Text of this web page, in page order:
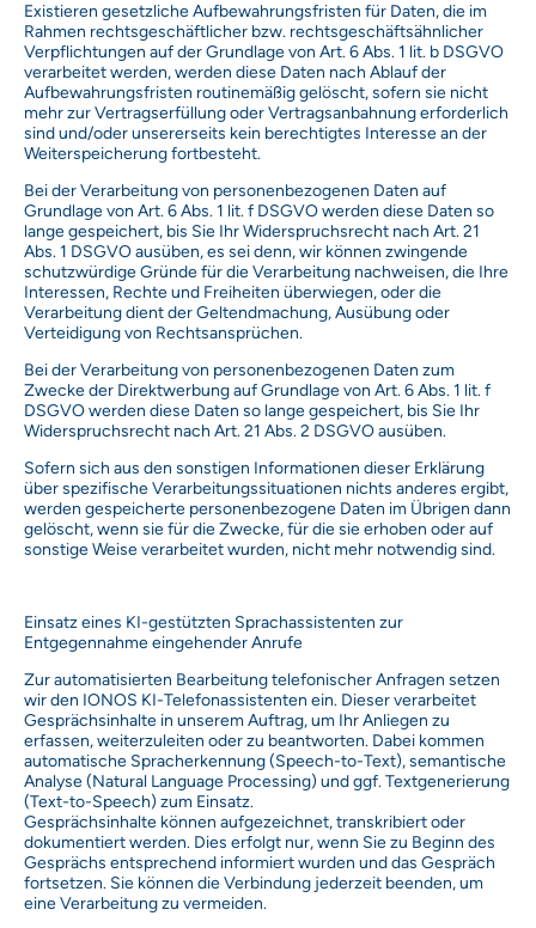
Existieren gesetzliche Aufbewahrungsfristen für Daten, die im
Rahmen rechtsgeschäftlicher bzw. rechtsgeschäftsähnlicher
Verpflichtungen auf der Grundlage von Art. 6 Abs. 1 lit. b DSGVO
verarbeitet werden, werden diese Daten nach Ablauf der
Aufbewahrungsfristen routinemäßig gelöscht, sofern sie nicht
mehr zur Vertragserfüllung oder Vertragsanbahnung erforderlich
sind und/oder unsererseits kein berechtigtes Interesse an der
Weiterspeicherung fortbesteht.
Bei der Verarbeitung von personenbezogenen Daten auf
Grundlage von Art. 6 Abs. 1 lit. f DSGVO werden diese Daten so
lange gespeichert, bis Sie Ihr Widerspruchsrecht nach Art. 21
Abs. 1 DSGVO ausüben, es sei denn, wir können zwingende
schutzwürdige Gründe für die Verarbeitung nachweisen, die Ihre
Interessen, Rechte und Freiheiten überwiegen, oder die
Verarbeitung dient der Geltendmachung, Ausübung oder
Verteidigung von Rechtsansprüchen.
Bei der Verarbeitung von personenbezogenen Daten zum
Zwecke der Direktwerbung auf Grundlage von Art. 6 Abs. 1 lit. f
DSGVO werden diese Daten so lange gespeichert, bis Sie Ihr
Widerspruchsrecht nach Art. 21 Abs. 2 DSGVO ausüben.
Sofern sich aus den sonstigen Informationen dieser Erklärung
über spezifische Verarbeitungssituationen nichts anderes ergibt,
werden gespeicherte personenbezogene Daten im Übrigen dann
gelöscht, wenn sie für die Zwecke, für die sie erhoben oder auf
sonstige Weise verarbeitet wurden, nicht mehr notwendig sind.
Einsatz eines KI-gestützten Sprachassistenten zur
Entgegennahme eingehender Anrufe
Zur automatisierten Bearbeitung telefonischer Anfragen setzen
wir den IONOS KI-Telefonassistenten ein. Dieser verarbeitet
Gesprächsinhalte in unserem Auftrag, um Ihr Anliegen zu
erfassen, weiterzuleiten oder zu beantworten. Dabei kommen
automatische Spracherkennung (Speech-to-Text), semantische
Analyse (Natural Language Processing) und ggf. Textgenerierung
(Text-to-Speech) zum Einsatz.
Gesprächsinhalte können aufgezeichnet, transkribiert oder
dokumentiert werden. Dies erfolgt nur, wenn Sie zu Beginn des
Gesprächs entsprechend informiert wurden und das Gespräch
fortsetzen. Sie können die Verbindung jederzeit beenden, um
eine Verarbeitung zu vermeiden.